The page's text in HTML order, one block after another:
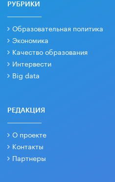
РУБРИКИ
Образовательная политика
Экономика
Качество образования
Интервести
Big data
РЕДАКЦИЯ
О проекте
Контакты
Партнеры